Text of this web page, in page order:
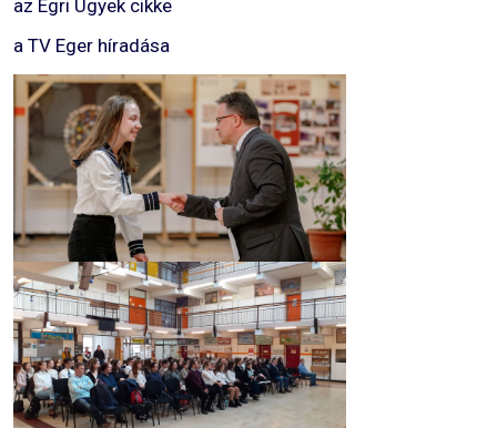
az Egri Ügyek cikke
a TV Eger híradása